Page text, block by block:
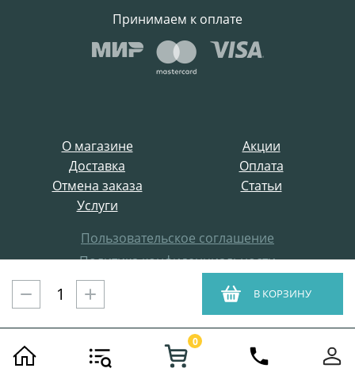
В КОРЗИНУ
О магазине
Акции
Доставка
Оплата
Отмена заказа
Статьи
Услуги
Пользовательское соглашение
Политика конфиденциальности
Все права защищены
ProffElectro.ru © 2021
Принимаем к оплате
0